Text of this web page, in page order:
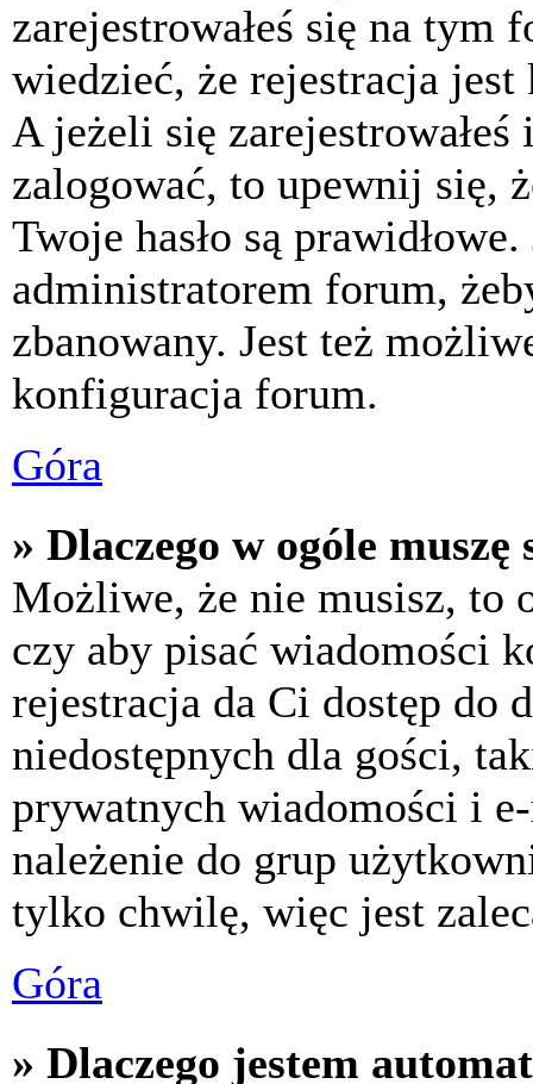
zarejestrowałeś się na tym
wiedzieć, że rejestracja
A jeżeli się
zalogować, to upewnij się,
Twoje hasło są
administratorem forum,
zbanowany. Jest też
konfiguracja forum.
Góra
» Dlaczego w ogóle
Możliwe, że nie musisz, to
czy aby pisać wiadomości
rejestracja da Ci dostęp do
niedostępnych dla gości,
prywatnych wiadomości i
należenie do grup
tylko chwilę, więc jest
Góra
» Dlaczego jestem